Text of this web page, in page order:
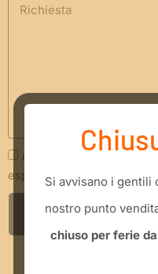
Acconsento che i miei
espresso nellaPrivacy
INVIA
​Si avvisano i
nostro punto
chiuso per ferie